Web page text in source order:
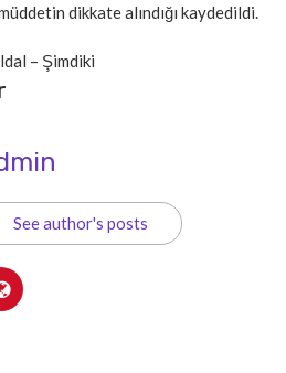
dikkate alındığı kaydedildi.
– Şimdiki
See author's posts